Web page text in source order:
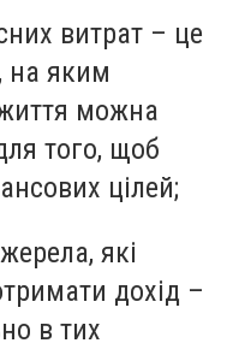
витрат – це
на яким
можна
того, щоб
цілей;
які
дохід –
в тих